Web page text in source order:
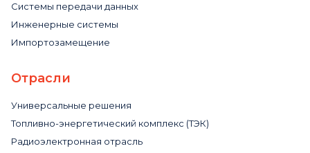
Системы передачи данных
Инженерные системы
Импортозамещение
Отрасли
Универсальные решения
Топливно-энергетический комплекс (ТЭК)
Радиоэлектронная отрасль